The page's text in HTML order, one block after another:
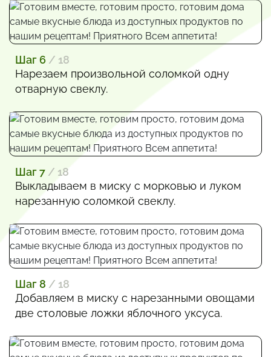
Шаг 6 / 18
Нарезаем произвольной соломкой одну
отварную свеклу.
Шаг 7 / 18
Выкладываем в миску с морковью и луком
нарезанную соломкой свеклу.
Шаг 8 / 18
Добавляем в миску с нарезанными овощами
две столовые ложки яблочного уксуса.